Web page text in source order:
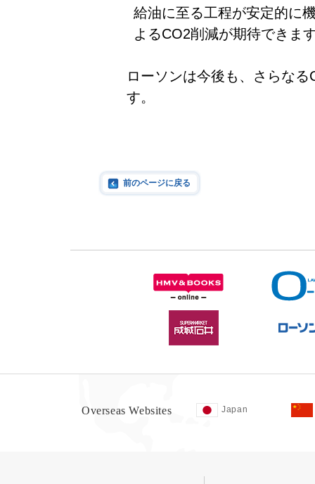
給油に至る工程が安定的に
よるCO2削減が期待できま
ローソンは今後も、さらな
す。
前のページに戻る
Overseas Websites Japan